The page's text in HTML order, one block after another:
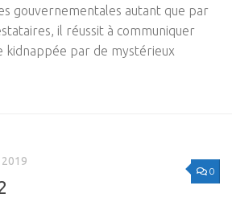
gouvernementales autant que par
il réussit à communiquer
kidnappée par de mystérieux
0
2019